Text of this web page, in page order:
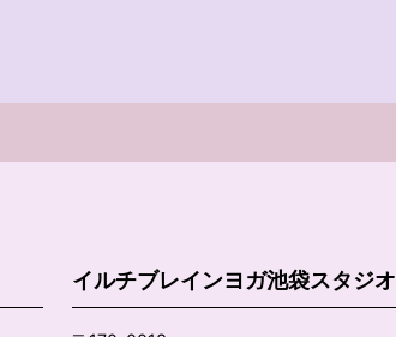
イルチブレインヨガ池袋スタジオ